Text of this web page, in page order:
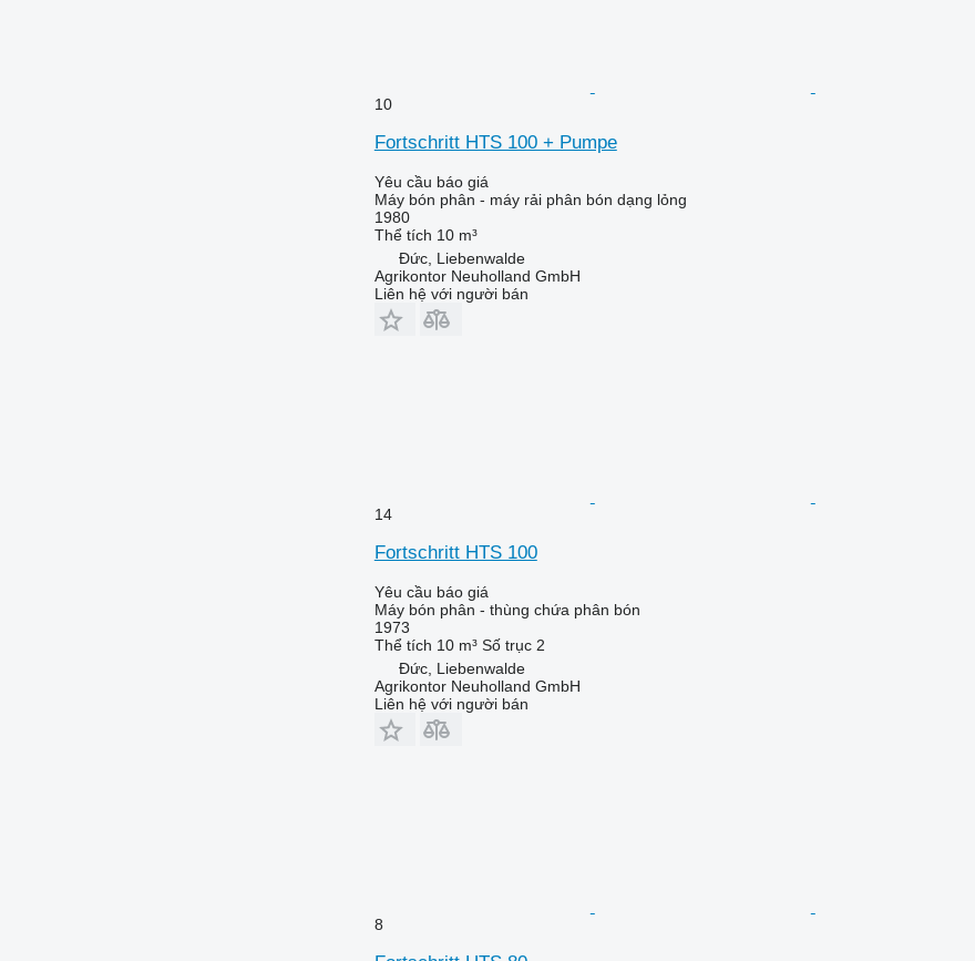
10
Fortschritt HTS 100 + Pumpe
Yêu cầu báo giá
Máy bón phân - máy rải phân bón dạng lỏng
1980
Thể tích 10 m³
Đức, Liebenwalde
Agrikontor Neuholland GmbH
Liên hệ với người bán
14
Fortschritt HTS 100
Yêu cầu báo giá
Máy bón phân - thùng chứa phân bón
1973
Thể tích 10 m³ Số trục 2
Đức, Liebenwalde
Agrikontor Neuholland GmbH
Liên hệ với người bán
8